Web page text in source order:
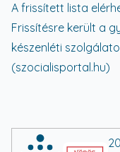
A frissített lista
Frissítésre került a
készenléti
(szocialisportal.hu)